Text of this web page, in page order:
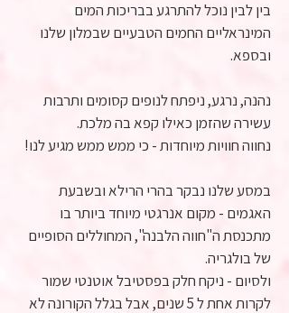
בין לבין נוכל להתרגע בבריכות המים
המינראליים החמים הטבעיים שבמלון שלנו
ובספא.
נהנה, נרגע, ניפתח לנופים קסומים ותרבות
עשירה שהזמן כאילו קפא בה מלכת.
נחווה חוויות מיוחדות - כי ממש ממש מגיע לנו!
במסע שלנו נבקר בהרי הרילא ובשבעת
האגמים - מקום אנרגטי מיוחד ביותר בו
מתכנסת ה"חווה הלבנה", המחוללים הסופיים
של בולגריה.
ולסיום - ניקח חלק בפסטיבל אוטנטי שמור
לקרות אחת ל 5 שנים, אבל בגלל הקורונה לא